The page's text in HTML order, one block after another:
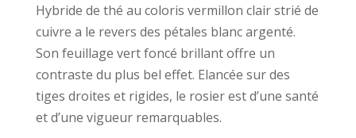
Hybride de thé au coloris vermillon clair strié de
cuivre a le revers des pétales blanc argenté.
Son feuillage vert foncé brillant offre un
contraste du plus bel effet. Elancée sur des
tiges droites et rigides, le rosier est d’une santé
et d’une vigueur remarquables.